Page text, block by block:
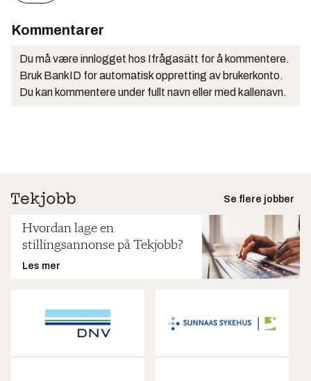
Kommentarer
Du må være innlogget hos Ifrågasätt for å kommentere.
Bruk BankID for automatisk oppretting av brukerkonto.
Du kan kommentere under fullt navn eller med kallenavn.
Se flere jobber
Hvordan lage en
stillingsannonse på Tekjobb?
Les mer